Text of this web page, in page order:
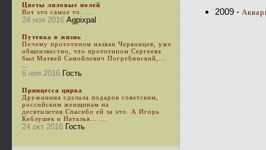
2009 -
Цветы лиловые полей
Вот это самое то. ...
24 ноя 2016 Agpixpal
Путевка в жизнь
Почему прототипом назван Червонцев, уже
общеизвестно, что прототипом Сергеева
был Матвей Самойлович Погребинский,...
6 ноя 2016 Гость
Принцесса цирка
Дружинина сделала подарок советским,
российским женщинам на
десятилетия.Спасибо ей за это. А Игорь
Кеблушек и Наталья... ...
24 окт 2016 Гость